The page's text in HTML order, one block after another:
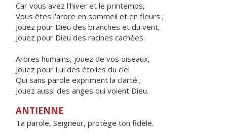
Car vous avez l'hiver et le printemps,
Vous êtes l'arbre en sommeil et en fleurs ;
Jouez pour Dieu des branches et du vent,
Jouez pour Dieu des racines cachées.
Arbres humains, jouez de vos oiseaux,
Jouez pour Lui des étoiles du ciel
Qui sans parole expriment la clarté ;
Jouez aussi des anges qui voient Dieu.
ANTIENNE
Ta parole, Seigneur, protège ton fidèle.